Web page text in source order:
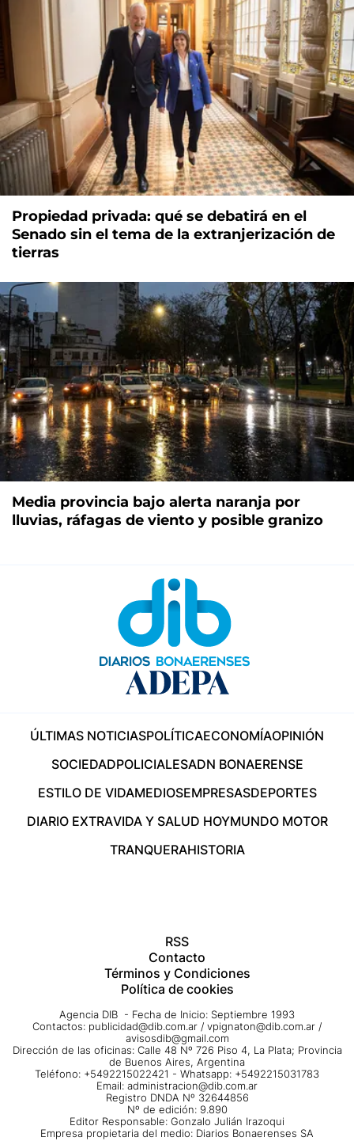
Propiedad privada: qué se debatirá en el
Senado sin el tema de la extranjerización de
tierras
Media provincia bajo alerta naranja por
lluvias, ráfagas de viento y posible granizo
ÚLTIMAS NOTICIASPOLÍTICAECONOMÍAOPINIÓN
SOCIEDADPOLICIALESADN BONAERENSE
ESTILO DE VIDAMEDIOSEMPRESASDEPORTES
DIARIO EXTRAVIDA Y SALUD HOYMUNDO MOTOR
TRANQUERAHISTORIA
RSS
Contacto
Términos y Condiciones
Política de cookies
Agencia DIB - Fecha de Inicio: Septiembre 1993
Contactos: publicidad@dib.com.ar / vpignaton@dib.com.ar /
avisosdib@gmail.com
Dirección de las oficinas: Calle 48 Nº 726 Piso 4, La Plata; Provincia
de Buenos Aires, Argentina
Teléfono: +5492215022421 - Whatsapp: +5492215031783
Email: administracion@dib.com.ar
Registro DNDA Nº 32644856
Nº de edición: 9.890
Editor Responsable: Gonzalo Julián Irazoqui
Empresa propietaria del medio: Diarios Bonaerenses SA